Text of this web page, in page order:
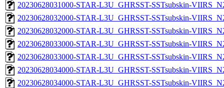
20230628031000-STAR-L3U_GHRSST-SSTsubskin-
20230628032000-STAR-L3U_GHRSST-SSTsubskin-
20230628032000-STAR-L3U_GHRSST-SSTsubskin-
20230628033000-STAR-L3U_GHRSST-SSTsubskin-
20230628033000-STAR-L3U_GHRSST-SSTsubskin-
20230628034000-STAR-L3U_GHRSST-SSTsubskin-
20230628034000-STAR-L3U_GHRSST-SSTsubskin-